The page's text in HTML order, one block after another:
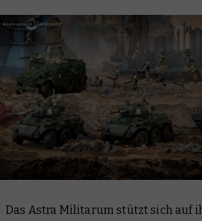
Das Astra Militarum stützt sich auf